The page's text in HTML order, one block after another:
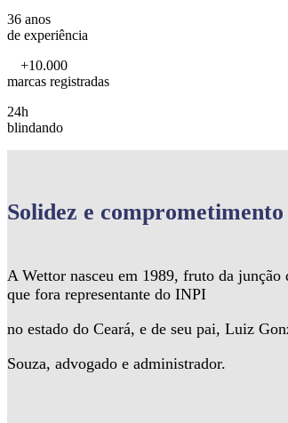
36 anos
de experiência
+10.000
marcas registradas
24h
blindando
Solidez e comprometimento
A Wettor nasceu em 1989, fruto da
que fora representante do INPI
no estado do Ceará, e de seu pai, Luiz
Souza, advogado e administrador.